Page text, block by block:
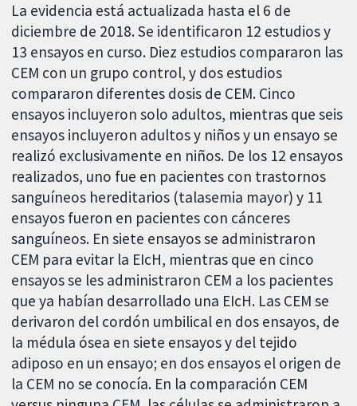
La evidencia está actualizada hasta el 6 de
diciembre de 2018. Se identificaron 12 estudios y
13 ensayos en curso. Diez estudios compararon las
CEM con un grupo control, y dos estudios
compararon diferentes dosis de CEM. Cinco
ensayos incluyeron solo adultos, mientras que seis
ensayos incluyeron adultos y niños y un ensayo se
realizó exclusivamente en niños. De los 12 ensayos
realizados, uno fue en pacientes con trastornos
sanguíneos hereditarios (talasemia mayor) y 11
ensayos fueron en pacientes con cánceres
sanguíneos. En siete ensayos se administraron
CEM para evitar la EIcH, mientras que en cinco
ensayos se les administraron CEM a los pacientes
que ya habían desarrollado una EIcH. Las CEM se
derivaron del cordón umbilical en dos ensayos, de
la médula ósea en siete ensayos y del tejido
adiposo en un ensayo; en dos ensayos el origen de
la CEM no se conocía. En la comparación CEM